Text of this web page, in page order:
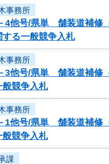
事務所
4他号/県単 舗装道補修
る一般競争入札
事務所
3他号/県単 舗装道補修
競争入札
事務所
1他号/県単 舗装道補修
競争入札
課